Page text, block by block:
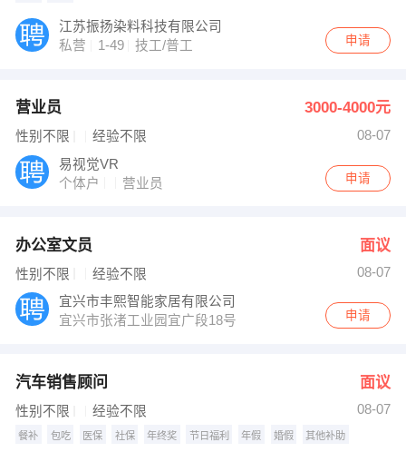
江苏振扬染料科技有限公司
私营
1-49 技工/普工 申请
营业员 3000-4000元
性别不限 经验不限
08-07
易视觉VR
个体户
营业员 申请
办公室文员 面议
性别不限 经验不限
08-07
宜兴市丰熙智能家居有限公司
宜兴市张渚工业园宜广段18号
申请
汽车销售顾问 面议
性别不限 经验不限 08-07
餐补 包吃 医保 社保 年终奖 节日福利 年假 婚假 其他补助